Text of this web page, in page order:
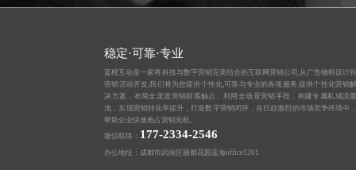
稳定·可靠·专业
蓝橙互动是一家将科技与数字营销完美结合的互联网营销公司,从 广告物料设计
营销活动开发,我们将为您提供个性化,可靠与专业的各项服务,提供个性化营销
决方案，布局全渠道营销获客触点。利用全场景营销手段，构建专属私域流
池，实现营销转化率提升，打造数字营销闭环，在日趋激烈的市场竞争环境中
帮助企业快速抢占营销先机。
微信联络： 177-2334-2546
办公地址：成都市武侯区丽都花园蓝海office1201